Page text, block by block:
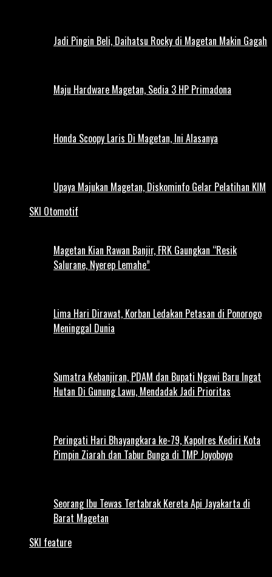
Jadi Pingin Beli, Daihatsu Rocky di Magetan Makin Gagah
Maju Hardware Magetan, Sedia 3 HP Primadona
Honda Scoopy Laris Di Magetan, Ini Alasanya
Upaya Majukan Magetan, Diskominfo Gelar Pelatihan KIM
SKI Otomotif
Magetan Kian Rawan Banjir, FRK Gaungkan “Resik
Salurane, Nyerep Lemahe”
Lima Hari Dirawat, Korban Ledakan Petasan di Ponorogo
Meninggal Dunia
Sumatra Kebanjiran, PDAM dan Bupati Ngawi Baru Ingat
Hutan Di Gunung Lawu, Mendadak Jadi Prioritas
Peringati Hari Bhayangkara ke-79, Kapolres Kediri Kota
Pimpin Ziarah dan Tabur Bunga di TMP Joyoboyo
Seorang Ibu Tewas Tertabrak Kereta Api Jayakarta di
Barat Magetan
SKI feature